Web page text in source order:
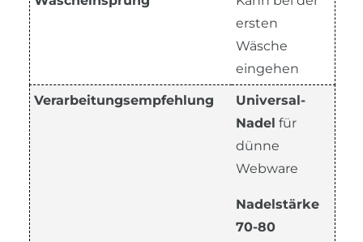
ersten
Wäsche
eingehen
Verarbeitungsempfehlung
Universal-
Nadel für
dünne
Webware
Nadelstärke
70-80